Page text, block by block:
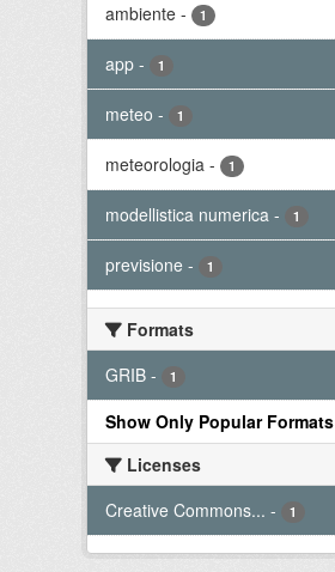
ambiente - 1
app - 1
meteo - 1
meteorologia - 1
modellistica numerica - 1
previsione - 1
Formats
GRIB - 1
Show Only Popular Formats
Licenses
Creative Commons... - 1